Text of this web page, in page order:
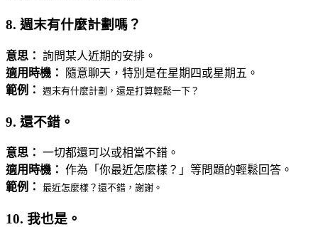
8. 週末有什麼計劃嗎？
意思： 詢問某人近期的安排。
適用時機：
隨意聊天，特別是在星期四或星期五。
範例：
週末有什麼計劃，還是打算輕鬆一下？
9. 還不錯。
意思： 一切都還可以或相當不錯。
適用時機： 作為「你最近怎麼樣？」等問題的輕鬆回答。
範例：
最近怎麼樣？還不錯，謝謝。
10. 我也是。